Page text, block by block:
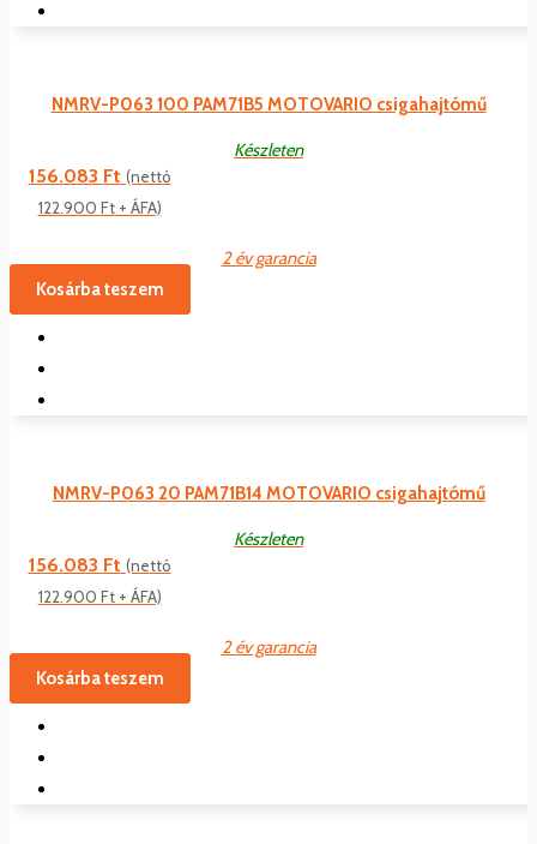
NMRV-P063 100 PAM71B5 MOTOVARIO csigahajtómű
Készleten
156.083 Ft (nettó
122.900 Ft+ ÁFA)
2 év garancia
Kosárba teszem
NMRV-P063 20 PAM71B14 MOTOVARIO csigahajtómű
Készleten
156.083 Ft (nettó
122.900 Ft+ ÁFA)
2 év garancia
Kosárba teszem